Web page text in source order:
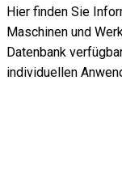
Hier finden Sie
Maschinen und
Datenbank
individuellen